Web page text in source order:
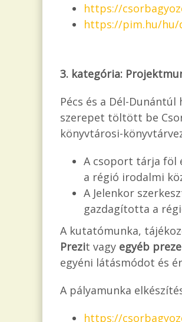
https://
https://pim.hu/hu/
3. kategória:
Pécs és a Dél-
szerepet töltött be
könyvtárosi-
A csoport tárja föl
a régió irodalmi
A Jelenkor
gazdagította a
A kutatómunka,
Prezit vagy egyéb
egyéni látásmódot és
A pályamunka
https://